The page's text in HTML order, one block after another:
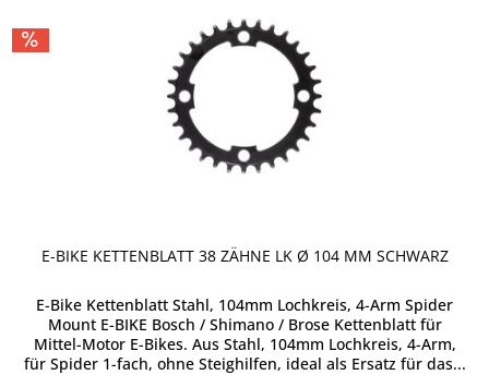
E-BIKE KETTENBLATT 38 ZÄHNE LK Ø 104 MM SCHWARZ
E-Bike Kettenblatt Stahl, 104mm Lochkreis, 4-Arm Spider
Mount E-BIKE Bosch / Shimano / Brose Kettenblatt für
Mittel-Motor E-Bikes. Aus Stahl, 104mm Lochkreis, 4-Arm,
für Spider 1-fach, ohne Steighilfen, ideal als Ersatz für das...